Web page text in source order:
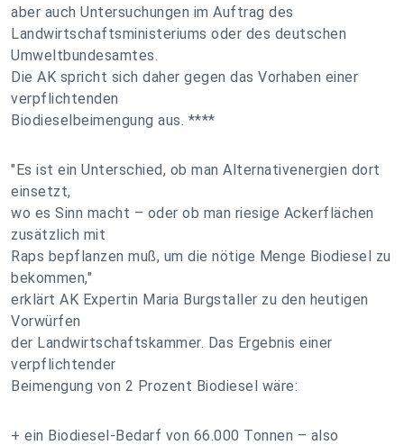
aber auch Untersuchungen im Auftrag des
Landwirtschaftsministeriums oder des deutschen
Umweltbundesamtes.
Die AK spricht sich daher gegen das Vorhaben einer
verpflichtenden
Biodieselbeimengung aus. ****
"Es ist ein Unterschied, ob man Alternativenergien dort
einsetzt,
wo es Sinn macht – oder ob man riesige Ackerflächen
zusätzlich mit
Raps bepflanzen muß, um die nötige Menge Biodiesel zu
bekommen,"
erklärt AK Expertin Maria Burgstaller zu den heutigen
Vorwürfen
der Landwirtschaftskammer. Das Ergebnis einer
verpflichtender
Beimengung von 2 Prozent Biodiesel wäre:
+ ein Biodiesel-Bedarf von 66.000 Tonnen – also